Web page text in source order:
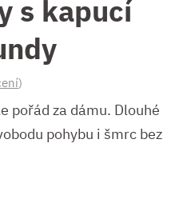
s kapucí
)
pořád za dámu. Dlouhé
pohybu i šmrc bez